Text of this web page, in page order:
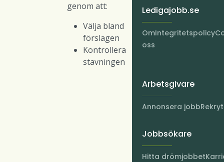
genom att:
Välja bland
förslagen
Kontrollera
stavningen
Ledigajobb.se
Om
oss
Integritetspolicy
Arbetsgivare
Annonsera jobb
Jobbsökare
Hitta drömjobbet